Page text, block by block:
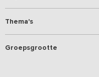
Thema's
Groepsgrootte